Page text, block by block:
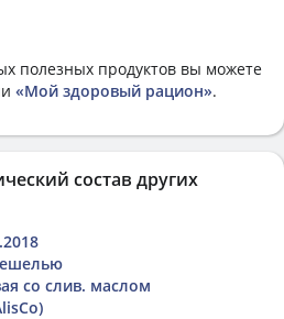
полезных продуктов вы можете
«Мой здоровый рацион».
состав других
со слив. маслом